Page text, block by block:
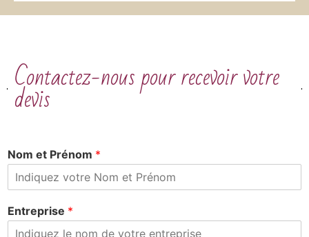
Contactez-nous pour recevoir votre
devis
Nom et Prénom *
Entreprise *